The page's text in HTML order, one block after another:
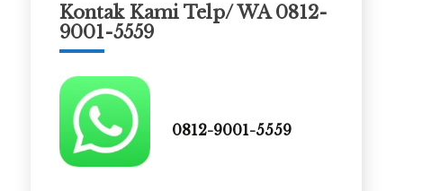
Kontak Kami Telp/ WA 0812-
9001-5559
0812-9001-5559